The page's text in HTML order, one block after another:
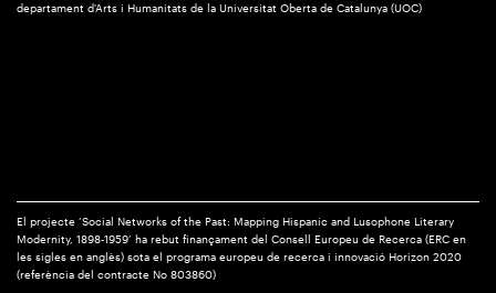
departament d'Arts i Humanitats de la Universitat Oberta de Catalunya (UOC)
El projecte ‘Social Networks of the Past: Mapping Hispanic and Lusophone Literary
Modernity, 1898-1959’ ha rebut finançament del Consell Europeu de Recerca (ERC en
les sigles en anglès) sota el programa europeu de recerca i innovació Horizon 2020
(referència del contracte No 803860)